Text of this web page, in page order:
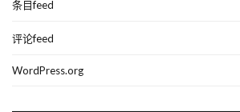
条目feed
评论feed
WordPress.org